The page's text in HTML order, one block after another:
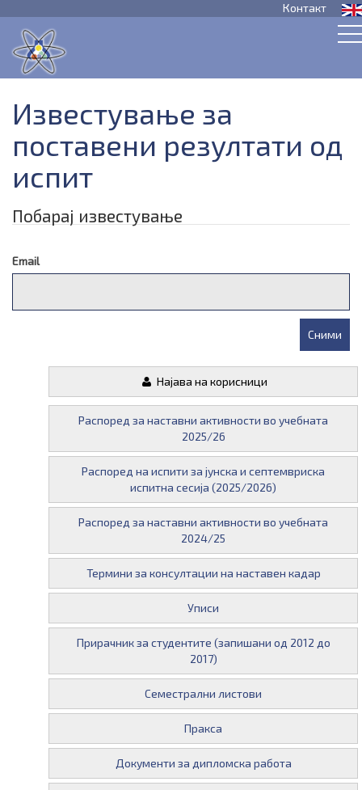
Контакт
Известување за
поставени резултати од
испит
Побарај известување
Email
Најава на корисници
Распоред за наставни активности во учебната
2025/26
Распоред на испити за јунска и септемвриска
испитна сесија (2025/2026)
Распоред за наставни активности во учебната
2024/25
Термини за консултации на наставен кадар
Уписи
Прирачник за студентите (запишани од 2012 до
2017)
Семестрални листови
Пракса
Документи за дипломска работа